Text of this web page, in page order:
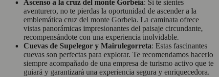
Ascenso a la cruz del monte Gorbeia: Si te sientes
aventurero, no te pierdas la oportunidad de ascender a la
emblemática cruz del monte Gorbeia. La caminata ofrece
vistas panorámicas impresionantes del paisaje circundante,
recompensándote con una experiencia inolvidable.
Cuevas de Supelegor y Mairulegorreta: Estas fascinantes
cuevas son perfectas para explorar. Te recomendamos hacerlo
siempre acompañado de una empresa de turismo activo que te
guiará y garantizará una experiencia segura y enriquecedora.